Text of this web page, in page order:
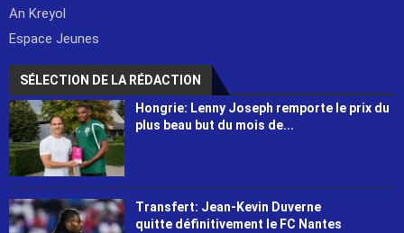
An Kreyol
Espace Jeunes
SÉLECTION DE LA RÉDACTION
Hongrie: Lenny Joseph remporte le prix du
plus beau but du mois de...
Transfert: Jean-Kevin Duverne
quitte définitivement le FC Nantes